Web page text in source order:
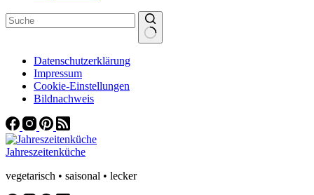
Datenschutzerklärung
Impressum
Cookie-Einstellungen
Bildnachweis
Jahreszeitenküche
vegetarisch • saisonal • lecker